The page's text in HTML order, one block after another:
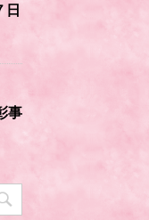
日
事